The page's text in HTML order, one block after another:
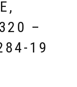
–
19